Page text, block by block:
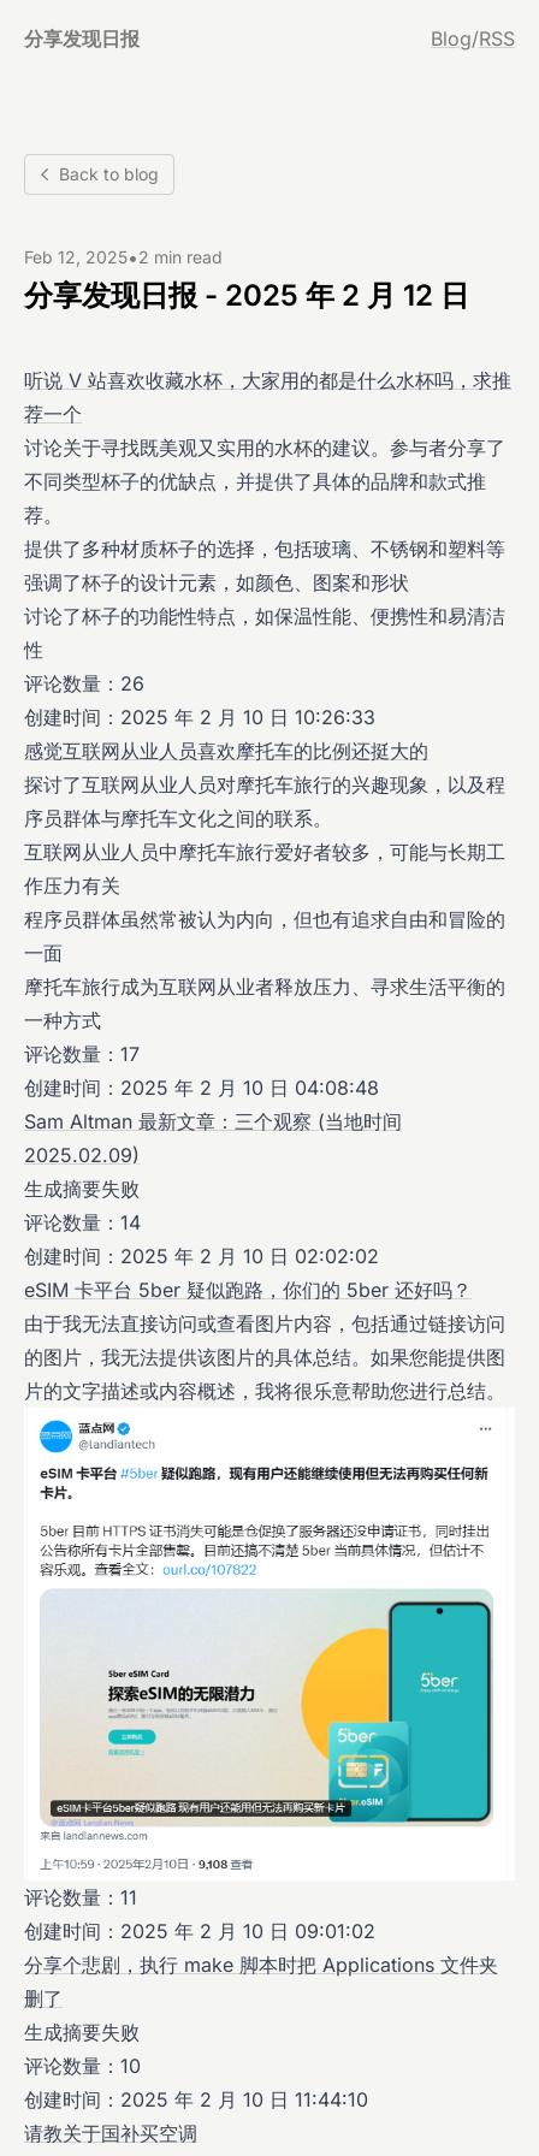
分享发现日报 Blog/RSS
Back to blog
Feb 12, 2025•2 min read
分享发现日报 - 2025 年 2 月 12 日
听说 V 站喜欢收藏水杯，大家用的都是什么水杯吗，求推
荐一个
讨论关于寻找既美观又实用的水杯的建议。参与者分享了
不同类型杯子的优缺点，并提供了具体的品牌和款式推
荐。
提供了多种材质杯子的选择，包括玻璃、不锈钢和塑料等
强调了杯子的设计元素，如颜色、图案和形状
讨论了杯子的功能性特点，如保温性能、便携性和易清洁
性
评论数量：26
创建时间：2025 年 2 月 10 日 10:26:33
感觉互联网从业人员喜欢摩托车的比例还挺大的
探讨了互联网从业人员对摩托车旅行的兴趣现象，以及程
序员群体与摩托车文化之间的联系。
互联网从业人员中摩托车旅行爱好者较多，可能与长期工
作压力有关
程序员群体虽然常被认为内向，但也有追求自由和冒险的
一面
摩托车旅行成为互联网从业者释放压力、寻求生活平衡的
一种方式
评论数量：17
创建时间：2025 年 2 月 10 日 04:08:48
Sam Altman 最新文章：三个观察 (当地时间
2025.02.09)
生成摘要失败
评论数量：14
创建时间：2025 年 2 月 10 日 02:02:02
eSIM 卡平台 5ber 疑似跑路，你们的 5ber 还好吗？
由于我无法直接访问或查看图片内容，包括通过链接访问
的图片，我无法提供该图片的具体总结。如果您能提供图
片的文字描述或内容概述，我将很乐意帮助您进行总结。
评论数量：11
创建时间：2025 年 2 月 10 日 09:01:02
分享个悲剧，执行 make 脚本时把 Applications 文件夹
删了
生成摘要失败
评论数量：10
创建时间：2025 年 2 月 10 日 11:44:10
请教关于国补买空调